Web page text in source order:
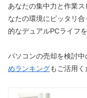
あなたの集中力と作業
なたの環境にピッタリ
的なデュアルPCライフ
パソコンの売却を検討
めランキングもご活用く